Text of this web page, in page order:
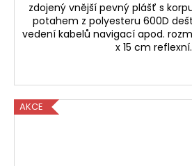
zdojený vnější pevný plášť s
potahem z polyesteru 600D
vedení kabelů navigací apod.
x 15 cm
AKCE